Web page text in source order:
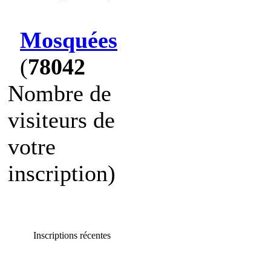
Mosquées
(78042
Nombre de
visiteurs de
votre
inscription)
Inscriptions récentes